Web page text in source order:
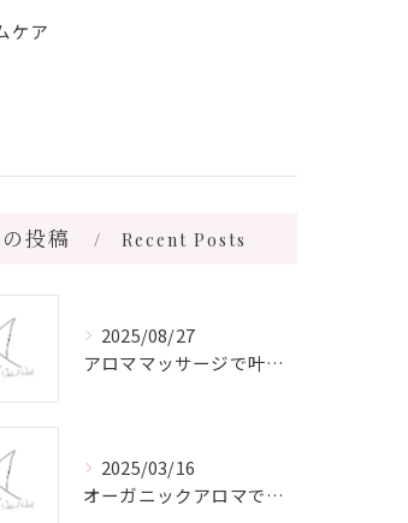
ケア
投稿 Recent Posts
2025/08/27
アロママッサージで叶える心身リラックスと健康維持の新習慣ガイド
2025/03/16
オーガニックアロマで心と体を癒す